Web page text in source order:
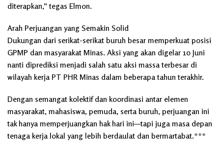
diterapkan,” tegas Elmon.
Arah Perjuangan yang Semakin Solid
Dukungan dari serikat-serikat buruh besar memperkuat posisi
GPMP dan masyarakat Minas. Aksi yang akan digelar 10 Juni
nanti diprediksi menjadi salah satu aksi massa terbesar di
wilayah kerja PT PHR Minas dalam beberapa tahun terakhir.
Dengan semangat kolektif dan koordinasi antar elemen
masyarakat, mahasiswa, pemuda, serta buruh, perjuangan ini
tak hanya memperjuangkan hak hari ini—tapi juga masa depan
tenaga kerja lokal yang lebih berdaulat dan bermartabat.***